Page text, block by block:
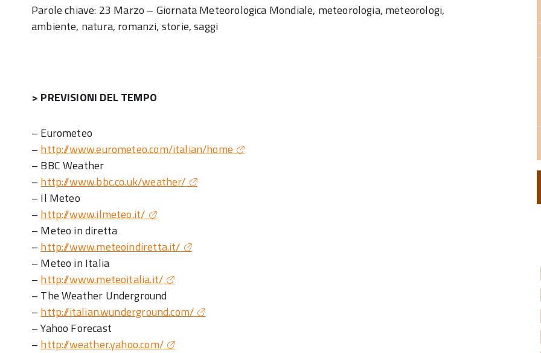
Parole chiave: 23 Marzo – Giornata Meteorologica Mondiale, meteorologia, meteorologi,
ambiente, natura, romanzi, storie, saggi
> PREVISIONI DEL TEMPO
– Eurometeo
– http://www.eurometeo.com/italian/home
– BBC Weather
– http://www.bbc.co.uk/weather/
– Il Meteo
– http://www.ilmeteo.it/
– Meteo in diretta
– http://www.meteoindiretta.it/
– Meteo in Italia
– http://www.meteoitalia.it/
– The Weather Underground
– http://italian.wunderground.com/
– Yahoo Forecast
– http://weather.yahoo.com/